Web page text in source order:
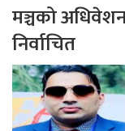
मञ्चको
निर्वाचित